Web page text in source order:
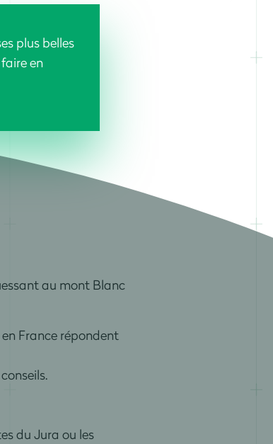
plus belles
en
au mont Blanc
France répondent
du Jura ou les